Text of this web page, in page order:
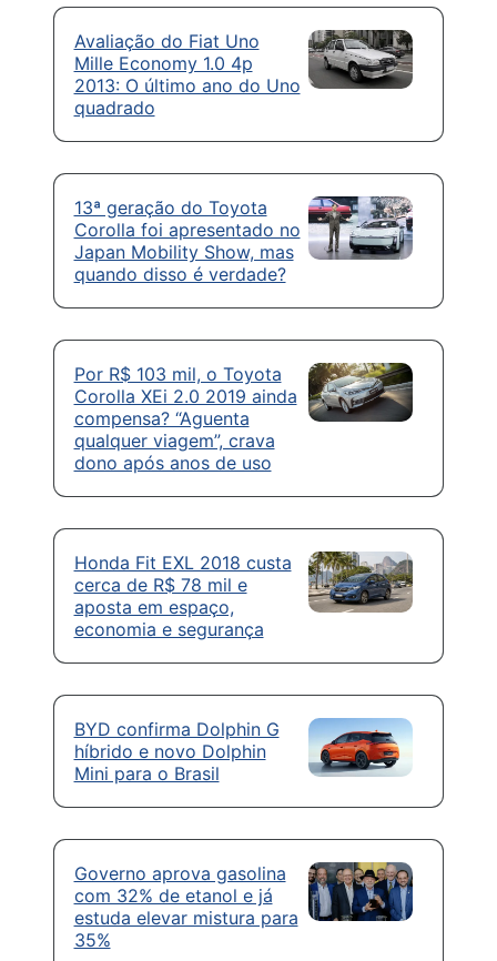
Avaliação do Fiat Uno
Mille Economy 1.0 4p
2013: O último ano do Uno
quadrado
13ª geração do Toyota
Corolla foi apresentado no
Japan Mobility Show, mas
quando disso é verdade?
Por R$ 103 mil, o Toyota
Corolla XEi 2.0 2019 ainda
compensa? “Aguenta
qualquer viagem”, crava
dono após anos de uso
Honda Fit EXL 2018 custa
cerca de R$ 78 mil e
aposta em espaço,
economia e segurança
BYD confirma Dolphin G
híbrido e novo Dolphin
Mini para o Brasil
Governo aprova gasolina
com 32% de etanol e já
estuda elevar mistura para
35%